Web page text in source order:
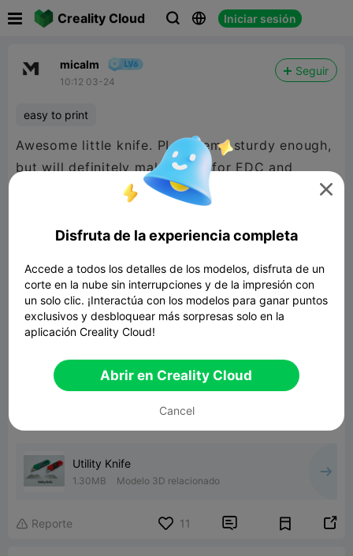
Creality Cloud   Iniciar sesión
micalm
10:12 03-24
Seguir
easy to print
Awesome little knife. PLA seems sturdy enough,
but will definitely make more for EDC and
availability in everything-drawers around the
sharing this.
Utility Knife
1.30MB Modelo 3D relacionado
 Reporte 11  

Disfruta de la experiencia completa
Accede a todos los detalles de los modelos, disfruta de un
corte en la nube sin interrupciones y de la impresión con
un solo clic. ¡Interactúa con los modelos para ganar puntos
exclusivos y desbloquear más sorpresas solo en la
aplicación Creality Cloud!
Abrir en Creality Cloud
Cancel